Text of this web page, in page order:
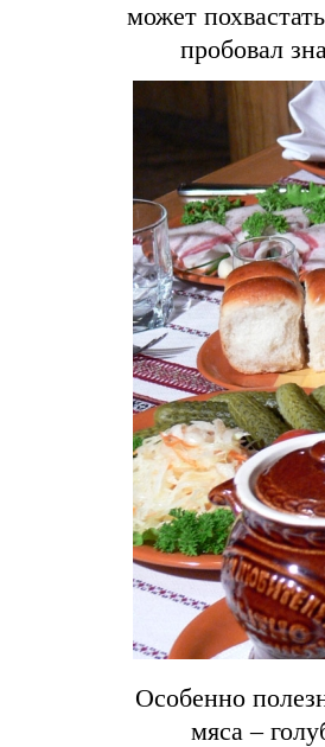
может
пробовал
Особенно
мяса –